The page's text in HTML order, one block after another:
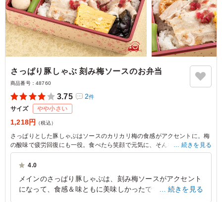
さっぱり豚しゃぶ 刻み梅ソースのお弁当
商品番号： 48760
3.75 2件
サイズ やや小さい
1,218円 （税込）
さっぱりとした豚しゃぶはソースのカリカリ梅の食感がアクセントに。梅
の酸味で疲労回復にも一役。食べたら笑顔で元気に、そんなお弁当を目指
しておつくりしております
続きを見る
4.0
メインのさっぱり豚しゃぶは、刻み梅ソースがアクセント
になって、食感＆味ともに美味しかったです。夏にぴった
続きを見る